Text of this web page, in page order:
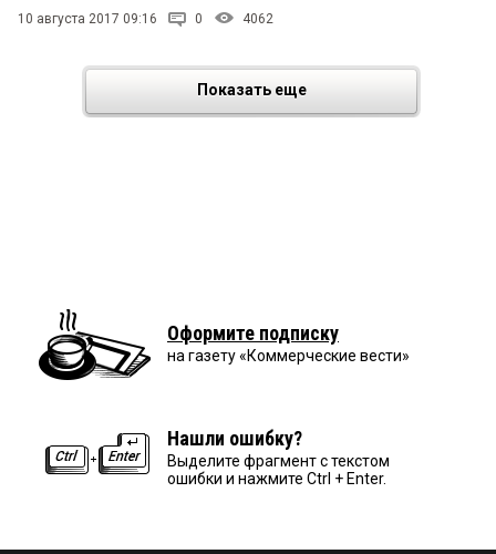
10 августа 2017 09:16 0 4062
Показать еще
Оформите подписку
на газету «Коммерческие вести»
Нашли ошибку?
Выделите фрагмент с текстом
ошибки и нажмите Ctrl + Enter.